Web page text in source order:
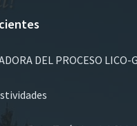
DEL PROCESO